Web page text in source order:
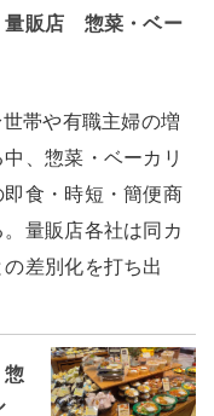
量販店 惣菜・ベー
帯や有職主婦の増
、惣菜・ベーカリ
食・時短・簡便商
量販店各社は同カ
差別化を打ち出
惣